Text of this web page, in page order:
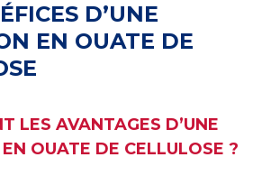
D’UNE
EN OUATE DE
LES AVANTAGES D’UNE
OUATE DE CELLULOSE ?